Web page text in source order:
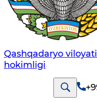
Qashqadaryo
hokimligi